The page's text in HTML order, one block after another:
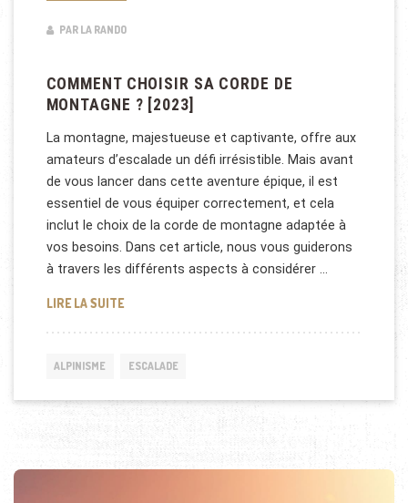
PAR LA RANDO
COMMENT CHOISIR SA CORDE DE
MONTAGNE ? [2023]
La montagne, majestueuse et captivante, offre aux
amateurs d’escalade un défi irrésistible. Mais avant
de vous lancer dans cette aventure épique, il est
essentiel de vous équiper correctement, et cela
inclut le choix de la corde de montagne adaptée à
vos besoins. Dans cet article, nous vous guiderons
à travers les différents aspects à considérer …
LIRE LA SUITECOMMENT CHOISIR SA CORDE DE MONTAGNE ?
ALPINISME ESCALADE